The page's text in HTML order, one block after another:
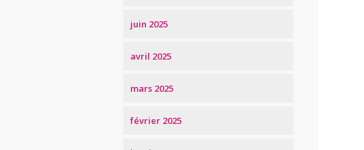
juin 2025
avril 2025
mars 2025
février 2025